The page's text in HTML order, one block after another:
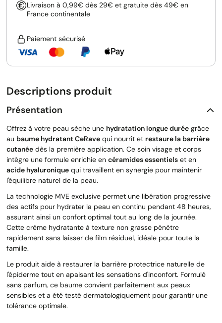
Livraison à 0,99€ dès 29€ et gratuite dès 49€ en
France continentale
Paiement sécurisé
Descriptions produit
Présentation
Offrez à votre peau sèche une hydratation longue durée grâce
au baume hydratant CeRave qui nourrit et restaure la barrière
cutanée dès la première application. Ce soin visage et corps
intègre une formule enrichie en céramides essentiels et en
acide hyaluronique qui travaillent en synergie pour maintenir
l'équilibre naturel de la peau.
La technologie MVE exclusive permet une libération progressive
des actifs pour hydrater la peau en continu pendant 48 heures,
assurant ainsi un confort optimal tout au long de la journée.
Cette crème hydratante à texture non grasse pénètre
rapidement sans laisser de film résiduel, idéale pour toute la
famille.
Le produit aide à restaurer la barrière protectrice naturelle de
l'épiderme tout en apaisant les sensations d'inconfort. Formulé
sans parfum, ce baume convient parfaitement aux peaux
sensibles et a été testé dermatologiquement pour garantir une
tolérance optimale.